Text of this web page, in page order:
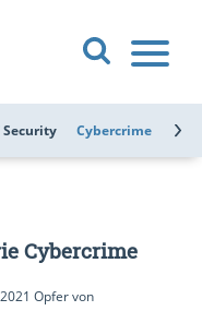
Security Cybercrime
Cybercrime
Opfer von